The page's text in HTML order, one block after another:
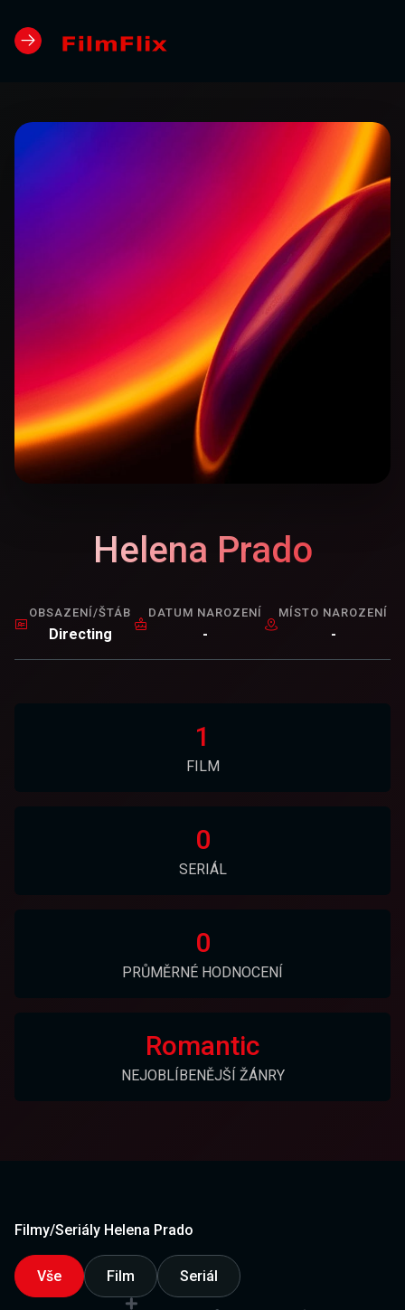
Helena Prado
OBSAZENÍ/ŠTÁB
Directing
DATUM NAROZENÍ
-
MÍSTO NAROZENÍ
-
1
FILM
0
SERIÁL
0
PRŮMĚRNÉ HODNOCENÍ
Romantic
NEJOBLÍBENĚJŠÍ ŽÁNRY
Filmy/Seriály Helena Prado
Vše Film Seriál